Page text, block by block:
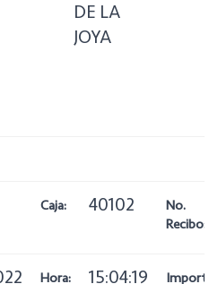
DE LA
JOYA
Caja: 40102
No.
Recibo:
Hora: 15:04:19 Importe: